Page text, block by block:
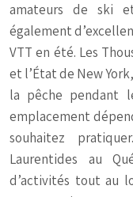
amateurs de ski
également
VTT en été. Les
et l’État de New
la pêche pendant
emplacement
souhaitez
Laurentides au
d’activités tout au